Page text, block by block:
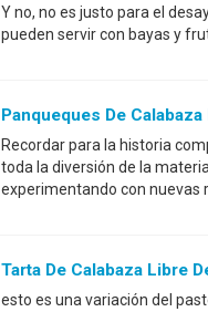
Y no, no es justo para el
pueden servir con bayas y
Panqueques De
Recordar para la historia
toda la diversión de la
experimentando con nuevas
Tarta De Calabaza Libre
esto es una variación del